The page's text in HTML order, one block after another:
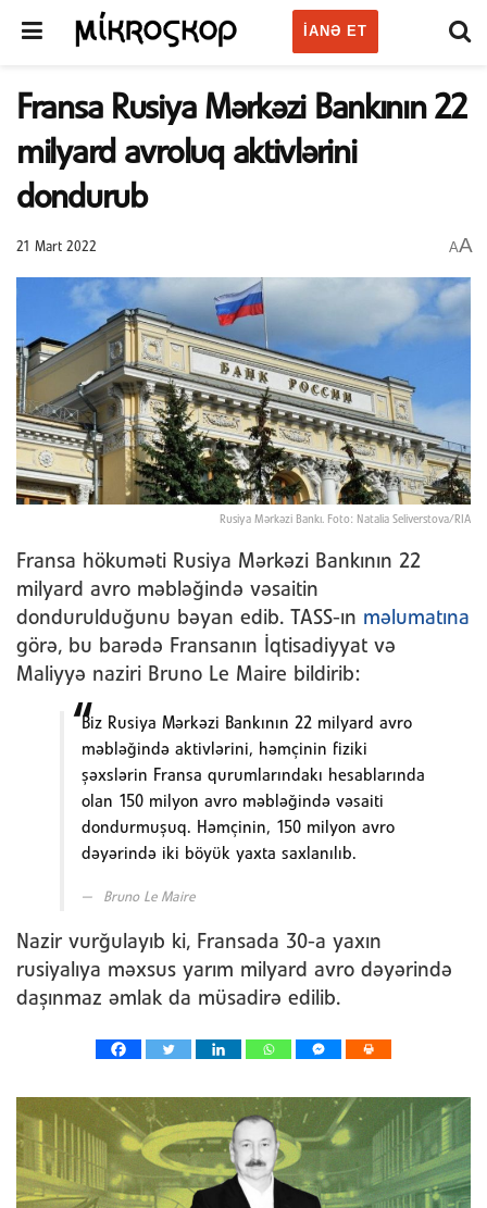
IANƏ ET
Fransa Rusiya Mərkəzi Bankının 22
milyard avroluq aktivlərini
dondurub
21 Mart 2022 AA
Rusiya Mərkəzi Bankı. Foto: Natalia Seliverstova/RIA
Fransa hökuməti Rusiya Mərkəzi Bankının 22
milyard avro məbləğində vəsaitin
dondurulduğunu bəyan edib. TASS-ın məlumatına
görə, bu barədə Fransanın İqtisadiyyat və
Maliyyə naziri Bruno Le Maire bildirib:
Biz Rusiya Mərkəzi Bankının 22 milyard avro
məbləğində aktivlərini, həmçinin fiziki
şəxslərin Fransa qurumlarındakı hesablarında
olan 150 milyon avro məbləğində vəsaiti
dondurmuşuq. Həmçinin, 150 milyon avro
dəyərində iki böyük yaxta saxlanılıb.
Bruno Le Maire
Nazir vurğulayıb ki, Fransada 30-a yaxın
rusiyalıya məxsus yarım milyard avro dəyərində
daşınmaz əmlak da müsadirə edilib.